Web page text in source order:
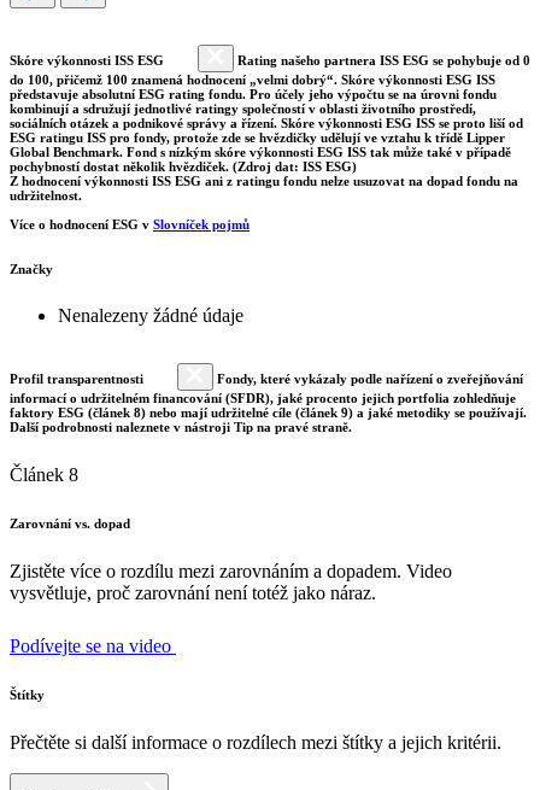
Skóre výkonnosti ISS ESG
Rating našeho partnera ISS ESG se pohybuje od 0
do 100, přičemž 100 znamená hodnocení „velmi dobrý“. Skóre výkonnosti ESG ISS
představuje absolutní ESG rating fondu. Pro účely jeho výpočtu se na úrovni fondu
kombinují a sdružují jednotlivé ratingy společností v oblasti životního prostředí,
sociálních otázek a podnikové správy a řízení. Skóre výkonnosti ESG ISS se proto liší od
ESG ratingu ISS pro fondy, protože zde se hvězdičky udělují ve vztahu k třídě Lipper
Global Benchmark. Fond s nízkým skóre výkonnosti ESG ISS tak může také v případě
pochybností dostat několik hvězdiček. (Zdroj dat: ISS ESG)
Z hodnocení výkonnosti ISS ESG ani z ratingu fondu nelze usuzovat na dopad fondu na
udržitelnost.
Více o hodnocení ESG v Slovníček pojmů
Značky
Nenalezeny žádné údaje
Profil transparentnosti
Fondy, které vykázaly podle nařízení o zveřejňování
informací o udržitelném financování (SFDR), jaké procento jejich portfolia zohledňuje
faktory ESG (článek 8) nebo mají udržitelné cíle (článek 9) a jaké metodiky se používají.
Další podrobnosti naleznete v nástroji Tip na pravé straně.
Článek 8
Zarovnání vs. dopad
Zjistěte více o rozdílu mezi zarovnáním a dopadem. Video
vysvětluje, proč zarovnání není totéž jako náraz.
Podívejte se na video
Štítky
Přečtěte si další informace o rozdílech mezi štítky a jejich kritérii.